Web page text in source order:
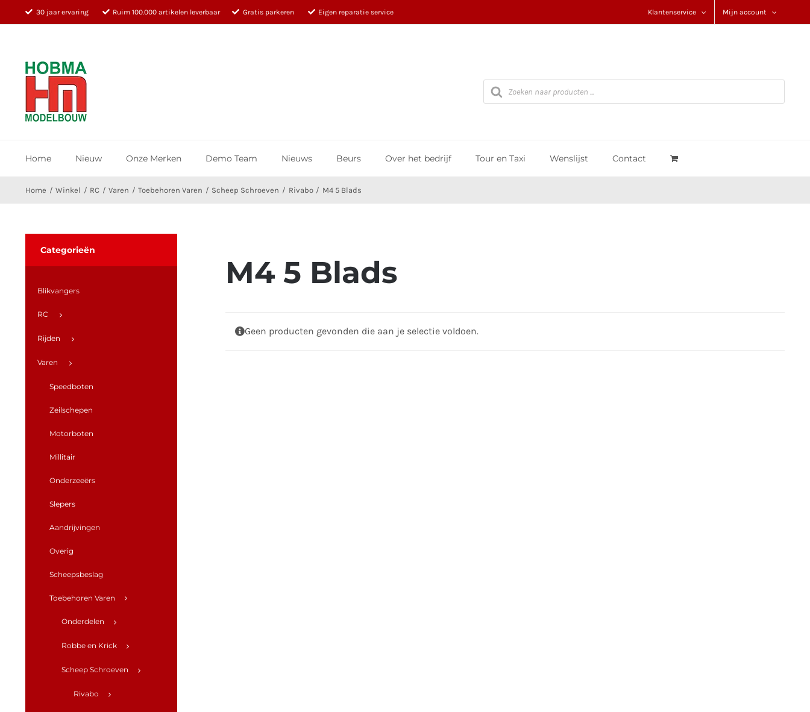
naar
30 jaar ervaring Ruim 100.000 artikelen leverbaar Gratis parkeren Eigen reparatie service Klantenservice Mijn account
Producten
zoeken
Home Nieuw Onze Merken Demo Team Nieuws Beurs Over het bedrijf Tour en Taxi Wenslijst Contact
Home Winkel RC Varen Toebehoren Varen Scheep Schroeven Rivabo M4 5 Blads
M4 5 Blads
Geen producten gevonden die aan je selectie voldoen.
Categorieën
Blikvangers
RC
Rijden
Varen
Speedboten
Zeilschepen
Motorboten
Millitair
Onderzeeërs
Slepers
Aandrijvingen
Overig
Scheepsbeslag
Toebehoren Varen
Onderdelen
Robbe en Krick
Scheep Schroeven
Rivabo